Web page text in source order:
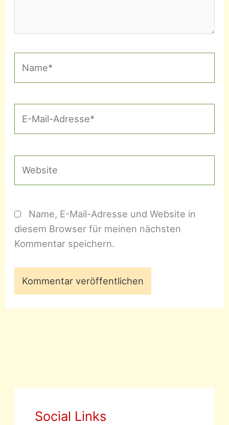
Mail-
Name, E-Mail-Adresse und Website in
diesem Browser für meinen nächsten
Kommentar speichern.
Social Links